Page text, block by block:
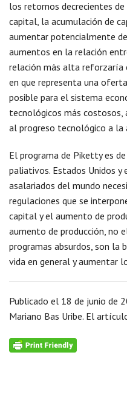
los retornos decrecientes
capital, la acumulación de
aumentar potencialmente
aumentos en la relación
relación más alta reforzaría
en que representa una
posible para el sistema
tecnológicos más
al progreso tecnológico a la
El programa de Piketty es
paliativos. Estados Unidos
asalariados del mundo
regulaciones que se
capital y el aumento de
aumento de producción, no
programas absurdos, son la
vida en general y aumentar
Publicado el 18 de junio de
Mariano Bas Uribe. El